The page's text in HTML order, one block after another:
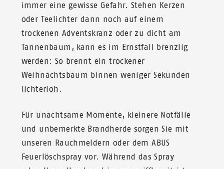
immer eine gewisse Gefahr. Stehen Kerzen
oder Teelichter dann noch auf einem
trockenen Adventskranz oder zu dicht am
Tannenbaum, kann es im Ernstfall brenzlig
werden: So brennt ein trockener
Weihnachtsbaum binnen weniger Sekunden
lichterloh.​
Für unachtsame Momente, kleinere Notfälle
und unbemerkte Brandherde sorgen Sie mit
unseren Rauchmeldern oder dem ABUS
Feuerlöschspray vor. Während das Spray